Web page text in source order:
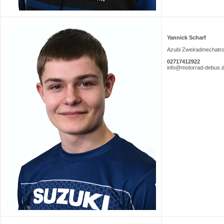
Yannick Scharf
Azubi
02717412922
info@motorrad-